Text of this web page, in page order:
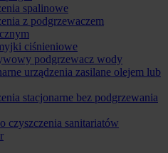
spalinowe
z podgrzewaczem
ciśnieniowe
podgrzewacz wody
urządzenia zasilane olejem lub
stacjonarne bez podgrzewania
czyszczenia sanitariatów